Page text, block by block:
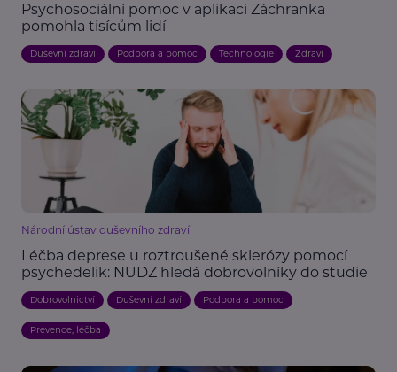
Psychosociální pomoc v aplikaci Záchranka
pomohla tisícům lidí
Duševní zdraví Podpora a pomoc Technologie Zdraví
Národní ústav duševního zdraví
Léčba deprese u roztroušené sklerózy pomocí
psychedelik: NUDZ hledá dobrovolníky do studie
Dobrovolnictví Duševní zdraví Podpora a pomoc
Prevence, léčba